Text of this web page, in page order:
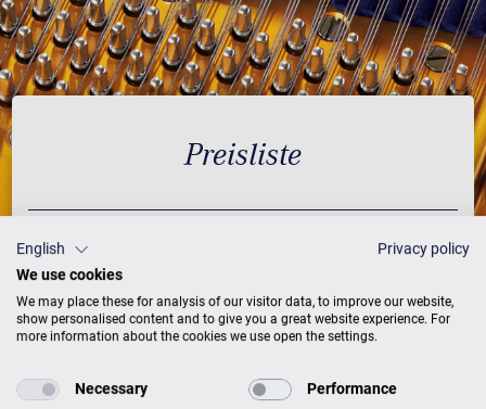
Preisliste
AUSFÜHRUNG PREISE
Schwarz mit Messing 120.000 €
RAL-Farben
English
Privacy policy
We use cookies
We may place these for analysis of our visitor data, to improve our website,
show personalised content and to give you a great website experience. For
more information about the cookies we use open the settings.
Necessary Performance